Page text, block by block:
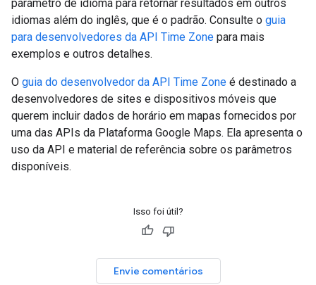
parâmetro de idioma para retornar resultados em outros
idiomas além do inglês, que é o padrão. Consulte o guia
para desenvolvedores da API Time Zone para mais
exemplos e outros detalhes.
O guia do desenvolvedor da API Time Zone é destinado a
desenvolvedores de sites e dispositivos móveis que
querem incluir dados de horário em mapas fornecidos por
uma das APIs da Plataforma Google Maps. Ela apresenta o
uso da API e material de referência sobre os parâmetros
disponíveis.
Isso foi útil?
Envie comentários